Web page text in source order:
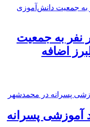
۱۲ هزار نفر به جمعیت
اضافه
آموزشی پسرانه